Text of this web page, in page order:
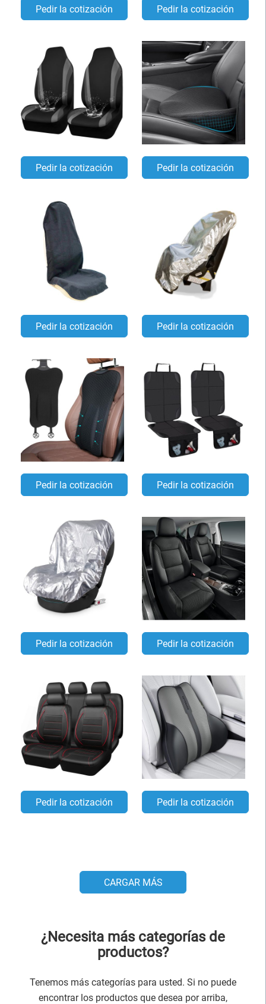
Pedir la cotización Pedir la cotización
Pedir la cotización Pedir la cotización
Pedir la cotización Pedir la cotización
Pedir la cotización Pedir la cotización
Pedir la cotización Pedir la cotización
Pedir la cotización Pedir la cotización
CARGAR MÁS
¿Necesita más categorías de
productos?
Tenemos más categorías para usted. Si no puede
encontrar los productos que desea por arriba,